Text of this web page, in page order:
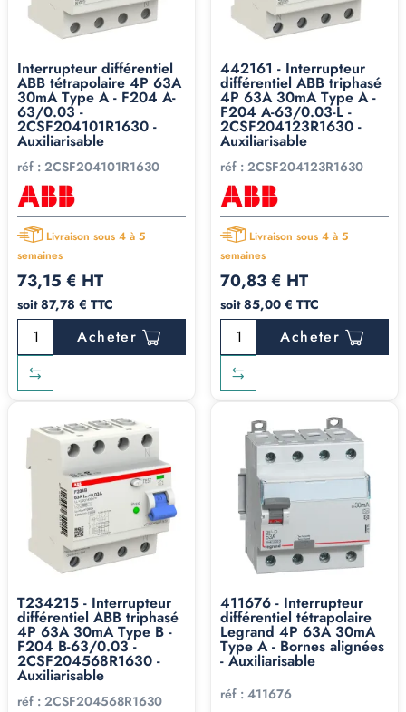
Interrupteur différentiel
ABB tétrapolaire 4P 63A
30mA Type A - F204 A-
63/0.03 -
2CSF204101R1630 -
Auxiliarisable
réf : 2CSF204101R1630
Livraison sous 4 à 5
semaines
73,15 € HT
soit 87,78 € TTC
Acheter
442161 - Interrupteur
différentiel ABB triphasé
4P 63A 30mA Type A -
F204 A-63/0.03-L -
2CSF204123R1630 -
Auxiliarisable
réf : 2CSF204123R1630
Livraison sous 4 à 5
semaines
70,83 € HT
soit 85,00 € TTC
Acheter
T234215 - Interrupteur
différentiel ABB triphasé
4P 63A 30mA Type B -
F204 B-63/0.03 -
2CSF204568R1630 -
Auxiliarisable
réf : 2CSF204568R1630
411676 - Interrupteur
différentiel tétrapolaire
Legrand 4P 63A 30mA
Type A - Bornes alignées
- Auxiliarisable
réf : 411676